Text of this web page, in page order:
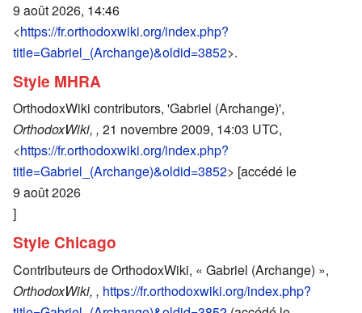
9 août 2026, 14:46
<https://fr.orthodoxwiki.org/index.php?
title=Gabriel_(Archange)&oldid=3852>.
Style MHRA
OrthodoxWiki contributors, 'Gabriel (Archange)',
OrthodoxWiki, , 21 novembre 2009, 14:03 UTC,
<https://fr.orthodoxwiki.org/index.php?
title=Gabriel_(Archange)&oldid=3852> [accédé le
9 août 2026
]
Style Chicago
Contributeurs de OrthodoxWiki, « Gabriel (Archange) »,
OrthodoxWiki, , https://fr.orthodoxwiki.org/index.php?